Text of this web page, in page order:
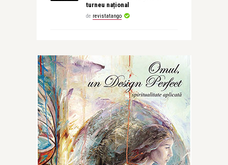
turneu național
de revistatango